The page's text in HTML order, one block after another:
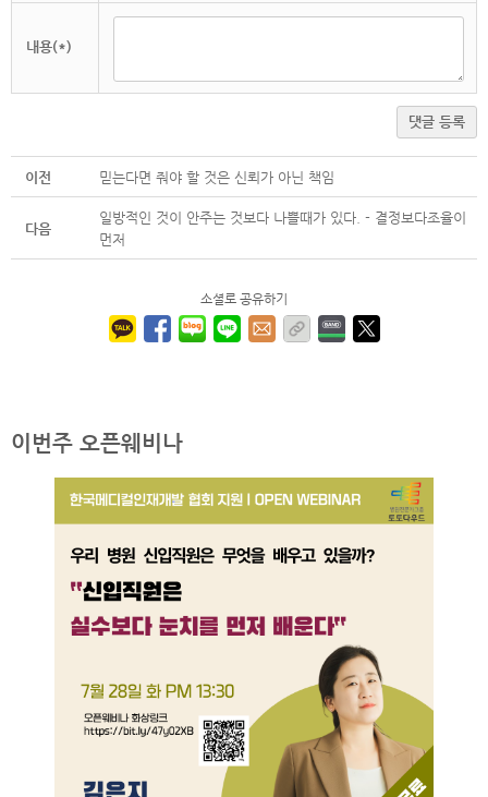
내용(*)
댓글 등록
이전 믿는다면 줘야 할 것은 신뢰가 아닌 책임
다음
일방적인 것이 안주는 것보다 나쁠때가 있다. - 결정보다조율이
먼저
소셜로 공유하기
이번주 오픈웨비나